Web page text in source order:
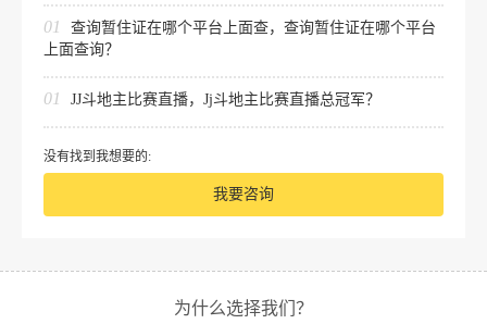
01
查询暂住证在哪个平台上面查，查询暂住证在哪个平台
上面查询？
01 JJ斗地主比赛直播，Jj斗地主比赛直播总冠军？
没有找到我想要的:
我要咨询
为什么选择我们？